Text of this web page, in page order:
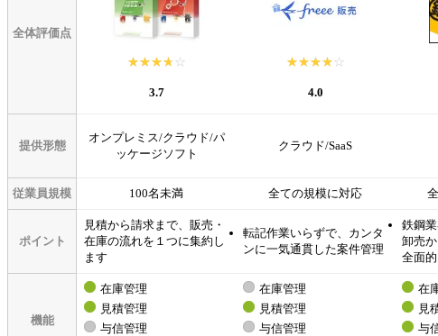
全体評価点
☆☆☆☆☆
★★★★★
3.7
☆☆☆☆☆
★★★★★
4.0
提供形態
オンプレミス/クラウド/パ
ッケージソフト
クラウド/SaaS
従業員規模 100名未満 全ての規模に対応
ポイント
見積から請求まで、販売・
在庫の流れを１つに集約し
ます
転記作業いらずで、カンタ
ンに一気通貫した案件管理
鉄鋼
卸売
全面
機能
在庫管理
見積管理
与信管理
在庫管理
見積管理
与信管理
在
見
与